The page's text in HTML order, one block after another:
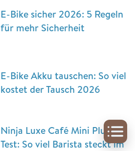
E-Bike sicher 2026: 5 Regeln
für mehr Sicherheit
E-Bike Akku tauschen: So viel
kostet der Tausch 2026
Ninja Luxe Café Mini Plus im
Test: So viel Barista steckt im